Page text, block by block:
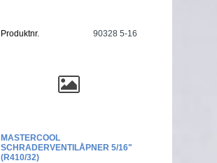
Produktnr. 90328 5-16
MASTERCOOL
SCHRADERVENTILÅPNER 5/16"
(R410/32)